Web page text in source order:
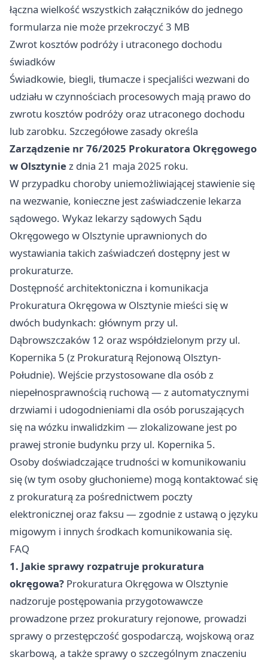
łączna wielkość wszystkich załączników do jednego
formularza nie może przekroczyć 3 MB
Zwrot kosztów podróży i utraconego dochodu
świadków
Świadkowie, biegli, tłumacze i specjaliści wezwani do
udziału w czynnościach procesowych mają prawo do
zwrotu kosztów podróży oraz utraconego dochodu
lub zarobku. Szczegółowe zasady określa
Zarządzenie nr 76/2025 Prokuratora Okręgowego
w Olsztyniez dnia 21 maja 2025 roku.
W przypadku choroby uniemożliwiającej stawienie się
na wezwanie, konieczne jest zaświadczenie lekarza
sądowego. Wykaz lekarzy sądowych Sądu
Okręgowego w Olsztynie uprawnionych do
wystawiania takich zaświadczeń dostępny jest w
prokuraturze.
Dostępność architektoniczna i komunikacja
Prokuratura Okręgowa w Olsztynie mieści się w
dwóch budynkach: głównym przy ul.
Dąbrowszczaków 12 oraz współdzielonym przy ul.
Kopernika 5 (z Prokuraturą Rejonową Olsztyn-
Południe). Wejście przystosowane dla osób z
niepełnosprawnością ruchową — z automatycznymi
drzwiami i udogodnieniami dla osób poruszających
się na wózku inwalidzkim — zlokalizowane jest po
prawej stronie budynku przy ul. Kopernika 5.
Osoby doświadczające trudności w komunikowaniu
się (w tym osoby głuchonieme) mogą kontaktować się
z prokuraturą za pośrednictwem poczty
elektronicznej oraz faksu — zgodnie z ustawą o języku
migowym i innych środkach komunikowania się.
FAQ
1. Jakie sprawy rozpatruje prokuratura
okręgowa? Prokuratura Okręgowa w Olsztynie
nadzoruje postępowania przygotowawcze
prowadzone przez prokuratury rejonowe, prowadzi
sprawy o przestępczość gospodarczą, wojskową oraz
skarbową, a także sprawy o szczególnym znaczeniu